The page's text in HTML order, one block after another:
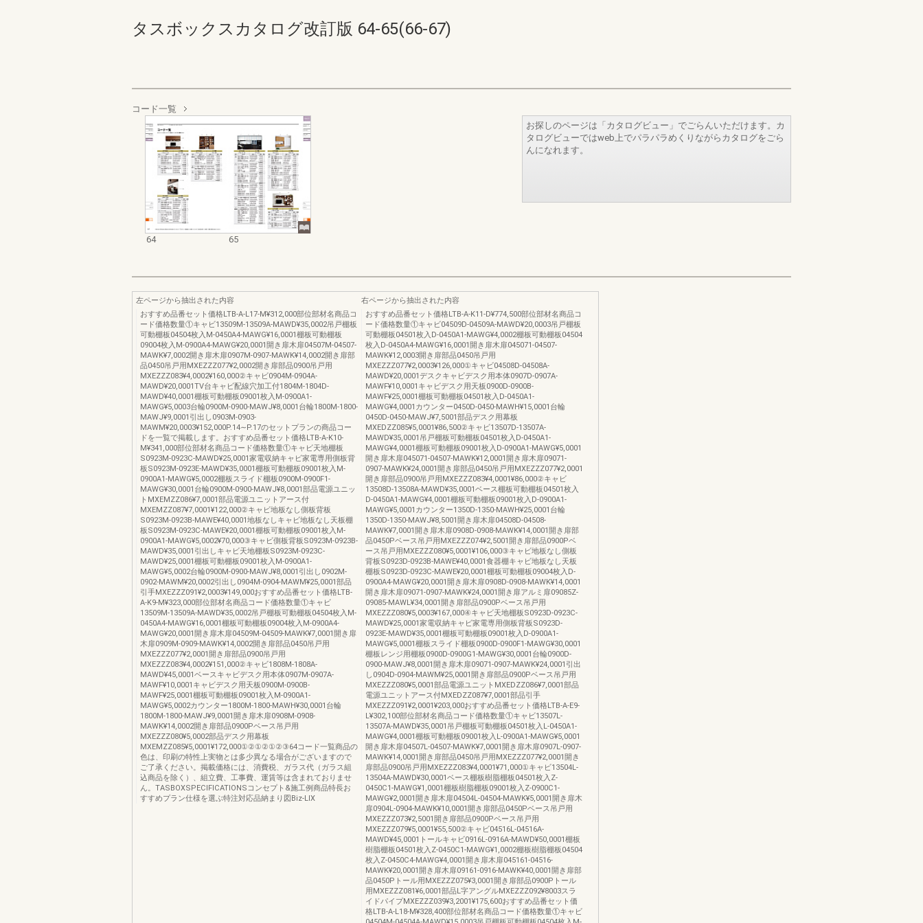
タスボックスカタログ改訂版 64-65(66-67)
コード一覧
64 65
お探しのページは「カタログビュー」でごらんいただけます。カ
タログビューではweb上でパラパラめくりながらカタログをごら
んになれます。
左ページから抽出された内容
おすすめ品番セット価格LTB-A-L17-M¥312,000部位部材名商品コ
ード価格数量①キャビ13509M-13509A-MAWD¥35,0002吊戸棚板
可動棚板04504枚入M-0450A4-MAWG¥16,0001棚板可動棚板
09004枚入M-0900A4-MAWG¥20,0001開き扉木扉04507M-04507-
MAWK¥7,0002開き扉木扉0907M-0907-MAWK¥14,0002開き扉部
品0450吊戸用MXEZZZ077¥2,0002開き扉部品0900吊戸用
MXEZZZ083¥4,0002¥160,000②キャビ0904M-0904A-
MAWD¥20,0001TV台キャビ配線穴加工付1804M-1804D-
MAWD¥40,0001棚板可動棚板09001枚入M-0900A1-
MAWG¥5,0003台輪0900M-0900-MAWJ¥8,0001台輪1800M-1800-
MAWJ¥9,0001引出し0903M-0903-
MAWM¥20,0003¥152,000P.14∼P.17のセットプランの商品コー
ドを一覧で掲載します。おすすめ品番セット価格LTB-A-K10-
M¥341,000部位部材名商品コード価格数量①キャビ天地棚板
S0923M-0923C-MAWD¥25,0001家電収納キャビ家電専用側板背
板S0923M-0923E-MAWD¥35,0001棚板可動棚板09001枚入M-
0900A1-MAWG¥5,0002棚板スライド棚板0900M-0900F1-
MAWG¥30,0001台輪0900M-0900-MAWJ¥8,0001部品電源ユニッ
トMXEMZZ086¥7,0001部品電源ユニットアース付
MXEMZZ087¥7,0001¥122,000②キャビ地板なし側板背板
S0923M-0923B-MAWE¥40,0001地板なしキャビ地板なし天板棚
板S0923M-0923C-MAWE¥20,0001棚板可動棚板09001枚入M-
0900A1-MAWG¥5,0002¥70,000③キャビ側板背板S0923M-0923B-
MAWD¥35,0001引出しキャビ天地棚板S0923M-0923C-
MAWD¥25,0001棚板可動棚板09001枚入M-0900A1-
MAWG¥5,0002台輪0900M-0900-MAWJ¥8,0001引出し0902M-
0902-MAWM¥20,0002引出し0904M-0904-MAWM¥25,0001部品
引手MXEZZZ091¥2,0003¥149,000おすすめ品番セット価格LTB-
A-K9-M¥323,000部位部材名商品コード価格数量①キャビ
13509M-13509A-MAWD¥35,0002吊戸棚板可動棚板04504枚入M-
0450A4-MAWG¥16,0001棚板可動棚板09004枚入M-0900A4-
MAWG¥20,0001開き扉木扉04509M-04509-MAWK¥7,0001開き扉
木扉0909M-0909-MAWK¥14,0002開き扉部品0450吊戸用
MXEZZZ077¥2,0001開き扉部品0900吊戸用
MXEZZZ083¥4,0002¥151,000②キャビ1808M-1808A-
MAWD¥45,0001ベースキャビデスク用本体0907M-0907A-
MAWF¥10,0001キャビデスク用天板0900M-0900B-
MAWF¥25,0001棚板可動棚板09001枚入M-0900A1-
MAWG¥5,0002カウンター1800M-1800-MAWH¥30,0001台輪
1800M-1800-MAWJ¥9,0001開き扉木扉0908M-0908-
MAWK¥14,0002開き扉部品0900Pベース吊戸用
MXEZZZ080¥5,0002部品デスク用幕板
MXEMZZ085¥5,0001¥172,000①②①②①②③64コード一覧商品の
色は、印刷の特性上実物とは多少異なる場合がございますので
ご了承ください。掲載価格には、消費税、ガラス代（ガラス組
込商品を除く）、組立費、工事費、運賃等は含まれておりませ
ん。TASBOXSPECIFICATIONSコンセプト&施工例商品特長お
すすめプラン仕様を選ぶ特注対応品納まり図Biz-LIX
右ページから抽出された内容
おすすめ品番セット価格LTB-A-K11-D¥774,500部位部材名商品コ
ード価格数量①キャビ04509D-04509A-MAWD¥20,0003吊戸棚板
可動棚板04501枚入D-0450A1-MAWG¥4,0002棚板可動棚板04504
枚入D-0450A4-MAWG¥16,0001開き扉木扉045071-04507-
MAWK¥12,0003開き扉部品0450吊戸用
MXEZZZ077¥2,0003¥126,000①キャビ04508D-04508A-
MAWD¥20,0001デスクキャビデスク用本体0907D-0907A-
MAWF¥10,0001キャビデスク用天板0900D-0900B-
MAWF¥25,0001棚板可動棚板04501枚入D-0450A1-
MAWG¥4,0001カウンター0450D-0450-MAWH¥15,0001台輪
0450D-0450-MAWJ¥7,5001部品デスク用幕板
MXEDZZ085¥5,0001¥86,500②キャビ13507D-13507A-
MAWD¥35,0001吊戸棚板可動棚板04501枚入D-0450A1-
MAWG¥4,0001棚板可動棚板09001枚入D-0900A1-MAWG¥5,0001
開き扉木扉045071-04507-MAWK¥12,0001開き扉木扉09071-
0907-MAWK¥24,0001開き扉部品0450吊戸用MXEZZZ077¥2,0001
開き扉部品0900吊戸用MXEZZZ083¥4,0001¥86,000②キャビ
13508D-13508A-MAWD¥35,0001ベース棚板可動棚板04501枚入
D-0450A1-MAWG¥4,0001棚板可動棚板09001枚入D-0900A1-
MAWG¥5,0001カウンター1350D-1350-MAWH¥25,0001台輪
1350D-1350-MAWJ¥8,5001開き扉木扉04508D-04508-
MAWK¥7,0001開き扉木扉0908D-0908-MAWK¥14,0001開き扉部
品0450Pベース吊戸用MXEZZZ074¥2,5001開き扉部品0900Pベ
ース吊戸用MXEZZZ080¥5,0001¥106,000③キャビ地板なし側板
背板S0923D-0923B-MAWE¥40,0001食器棚キャビ地板なし天板
棚板S0923D-0923C-MAWE¥20,0001棚板可動棚板09004枚入D-
0900A4-MAWG¥20,0001開き扉木扉0908D-0908-MAWK¥14,0001
開き扉木扉09071-0907-MAWK¥24,0001開き扉アルミ扉09085Z-
09085-MAWL¥34,0001開き扉部品0900Pベース吊戸用
MXEZZZ080¥5,0003¥167,000④キャビ天地棚板S0923D-0923C-
MAWD¥25,0001家電収納キャビ家電専用側板背板S0923D-
0923E-MAWD¥35,0001棚板可動棚板09001枚入D-0900A1-
MAWG¥5,0001棚板スライド棚板0900D-0900F1-MAWG¥30,0001
棚板レンジ用棚板0900D-0900G1-MAWG¥30,0001台輪0900D-
0900-MAWJ¥8,0001開き扉木扉09071-0907-MAWK¥24,0001引出
し0904D-0904-MAWM¥25,0001開き扉部品0900Pベース吊戸用
MXEZZZ080¥5,0001部品電源ユニットMXEDZZ086¥7,0001部品
電源ユニットアース付MXEDZZ087¥7,0001部品引手
MXEZZZ091¥2,0001¥203,000おすすめ品番セット価格LTB-A-E9-
L¥302,100部位部材名商品コード価格数量①キャビ13507L-
13507A-MAWD¥35,0001吊戸棚板可動棚板04501枚入L-0450A1-
MAWG¥4,0001棚板可動棚板09001枚入L-0900A1-MAWG¥5,0001
開き扉木扉04507L-04507-MAWK¥7,0001開き扉木扉0907L-0907-
MAWK¥14,0001開き扉部品0450吊戸用MXEZZZ077¥2,0001開き
扉部品0900吊戸用MXEZZZ083¥4,0001¥71,000①キャビ13504L-
13504A-MAWD¥30,0001ベース棚板樹脂棚板04501枚入Z-
0450C1-MAWG¥1,0001棚板樹脂棚板09001枚入Z-0900C1-
MAWG¥2,0001開き扉木扉04504L-04504-MAWK¥5,0001開き扉木
扉0904L-0904-MAWK¥10,0001開き扉部品0450Pベース吊戸用
MXEZZZ073¥2,5001開き扉部品0900Pベース吊戸用
MXEZZZ079¥5,0001¥55,500②キャビ04516L-04516A-
MAWD¥45,0001トールキャビ0916L-0916A-MAWD¥50,0001棚板
樹脂棚板04501枚入Z-0450C1-MAWG¥1,0002棚板樹脂棚板04504
枚入Z-0450C4-MAWG¥4,0001開き扉木扉045161-04516-
MAWK¥20,0001開き扉木扉09161-0916-MAWK¥40,0001開き扉部
品0450Pトール用MXEZZZ075¥3,0001開き扉部品0900Pトール
用MXEZZZ081¥6,0001部品L字アングルMXEZZZ092¥8003スラ
イドパイプMXEZZZ039¥3,2001¥175,600おすすめ品番セット価
格LTB-A-L18-M¥328,400部位部材名商品コード価格数量①キャビ